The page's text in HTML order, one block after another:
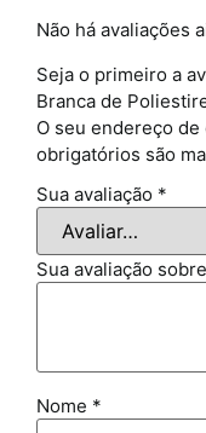
Não há avaliações
Seja o primeiro a
Branca de
O seu endereço
obrigatórios são
Sua avaliação *
Sua avaliação
Nome *